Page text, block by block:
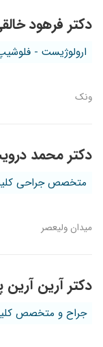
دکتر فرهود
ارولوژیست -
ونک
دکتر محمد
متخصص جراحی کلیه
میدان ولیعصر
دکتر آرین آرین
جراح و متخصص